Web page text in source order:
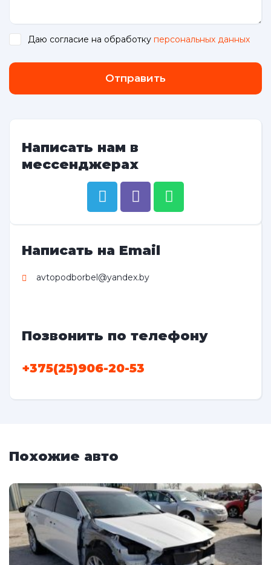
Даю согласие на обработку персональных данных
Отправить
Написать нам в
мессенджерах
Написать на Email
avtopodborbel@yandex.by
Позвонить по телефону
+375(25)906-20-53
Похожие авто